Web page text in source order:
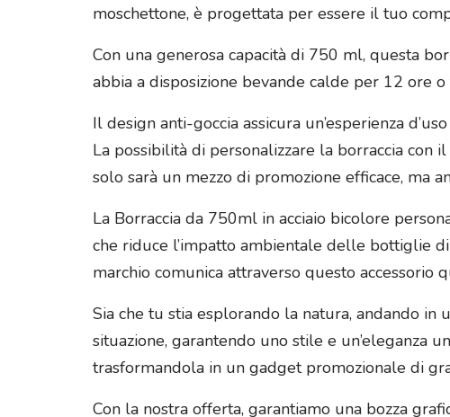
moschettone, è progettata per essere il tuo
Con una generosa capacità di 750 ml, questa
abbia a disposizione bevande calde per 12 ore
Il design anti-goccia assicura un’esperienza
La possibilità di personalizzare la borraccia con
solo sarà un mezzo di promozione efficace, ma
La Borraccia da 750ml in acciaio bicolore
che riduce l’impatto ambientale delle bottiglie
marchio comunica attraverso questo accessorio
Sia che tu stia esplorando la natura, andando
situazione, garantendo uno stile e un’eleganza
trasformandola in un gadget promozionale di
Con la nostra offerta, garantiamo una bozza